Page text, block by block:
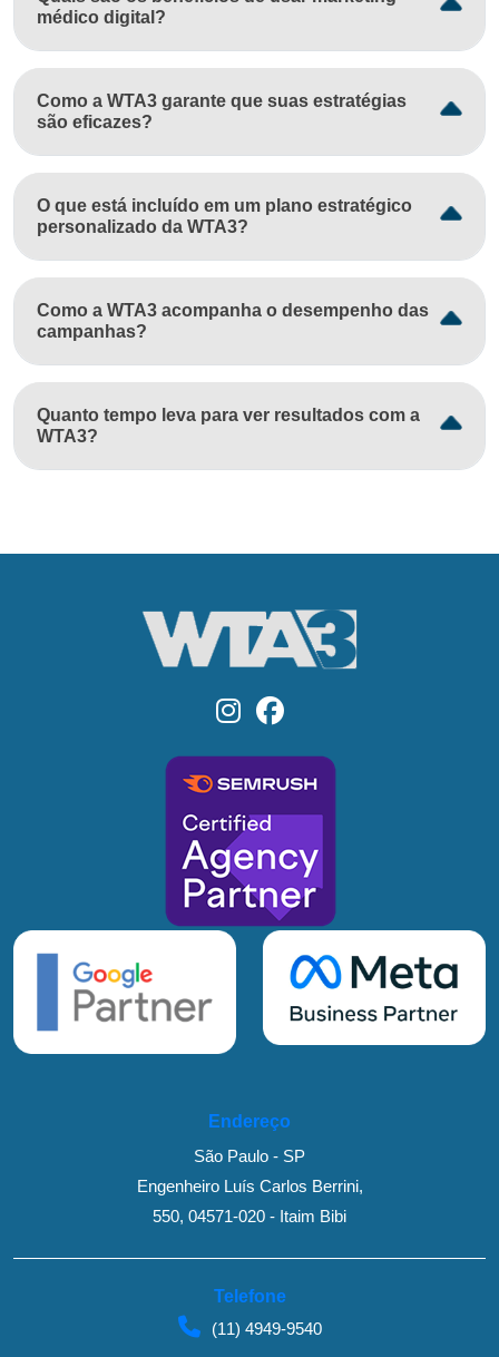
médico digital?
Como a WTA3 garante que suas estratégias
são eficazes?
O que está incluído em um plano estratégico
personalizado da WTA3?
Como a WTA3 acompanha o desempenho das
campanhas?
Quanto tempo leva para ver resultados com a
WTA3?
Endereço
São Paulo - SP
Engenheiro Luís Carlos Berrini,
550, 04571-020 - Itaim Bibi
Telefone
(11) 4949-9540